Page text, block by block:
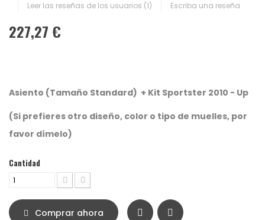
Leer las reseñas de los usuarios (1) Escriba una reseña
227,27 €
Asiento (Tamaño Standard) + Kit Sportster 2010 - Up
(Si prefieres otro diseño, color o tipo de muelles, por
favor dímelo)
Cantidad
Comprar ahora